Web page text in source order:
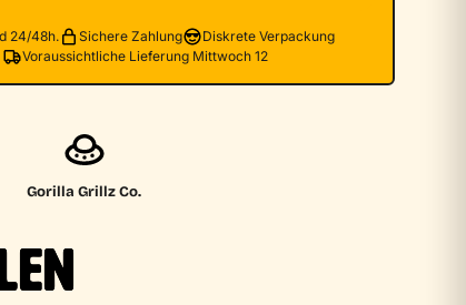
24/48h. Sichere Zahlung
Diskrete Verpackung
Voraussichtliche Lieferung Mittwoch 12
Gorilla Grillz Co.